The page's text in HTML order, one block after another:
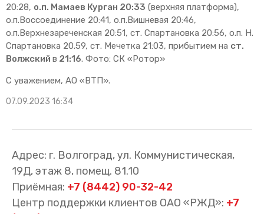
20:28, о.п. Мамаев Курган 20:33 (верхняя платформа),
о.п.Воссоединение 20:41, о.п.Вишневая 20:46,
о.п.Верхнезареченская 20:51, ст. Спартановка 20:56, о.п. Н.
Спартановка 20.59, ст. Мечетка 21:03, прибытием на ст.
Волжский в 21:16. Фото: СК «Ротор»
С уважением, АО «ВТП».
07.09.2023 16:34
Адрес: г. Волгоград, ул. Коммунистическая,
19Д, этаж 8, помещ. 81.10
Приёмная: +7 (8442) 90-32-42
Центр поддержки клиентов ОАО «РЖД»: +7